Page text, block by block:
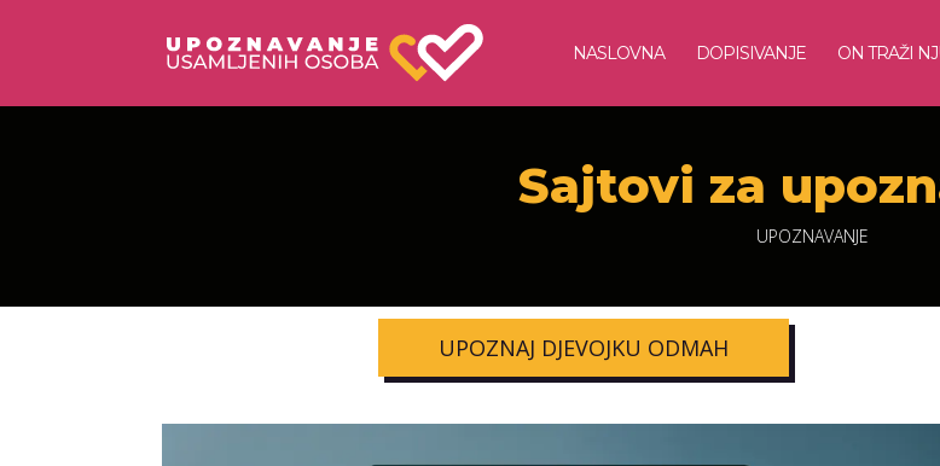
NASLOVNA DOPISIVANJE ON TRAŽI
Sajtovi za
UPOZNAVANJE
UPOZNAJ DJEVOJKU ODMAH